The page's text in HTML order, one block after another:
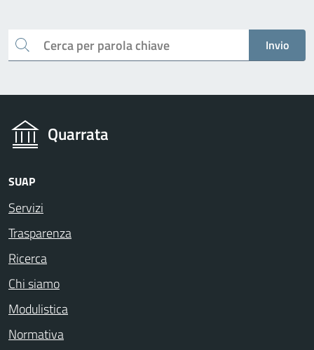
Cerca Invio
Quarrata
SUAP
Servizi
Trasparenza
Ricerca
Chi siamo
Modulistica
Normativa